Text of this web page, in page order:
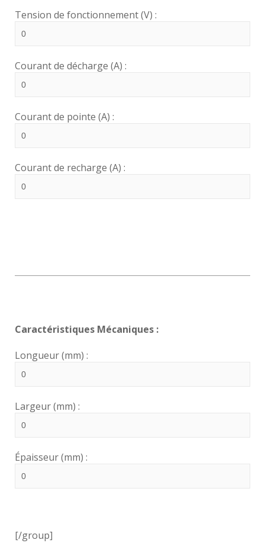
Tension de fonctionnement (V) :
Courant de décharge (A) :
Courant de pointe (A) :
Courant de recharge (A) :
Caractéristiques Mécaniques :
Longueur (mm) :
Largeur (mm) :
Épaisseur (mm) :
[/group]